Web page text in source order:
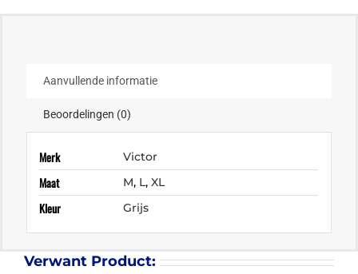
Aanvullende informatie
Beoordelingen (0)
Merk Victor
Maat M, L,XL
Kleur Grijs
Verwant Product: